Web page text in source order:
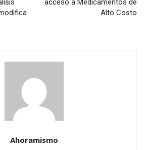
acceso a Medicamentos de
Alto Costo
Ahoramismo